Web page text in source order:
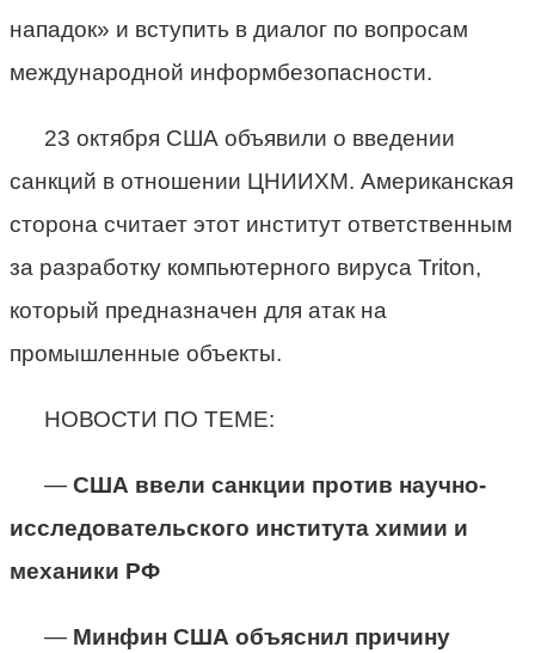
нападок» и вступить в диалог по вопросам
международной информбезопасности.
23 октября США объявили о введении
санкций в отношении ЦНИИХМ. Американская
сторона считает этот институт ответственным
за разработку компьютерного вируса Triton,
который предназначен для атак на
промышленные объекты.
НОВОСТИ ПО ТЕМЕ:
— США ввели санкции против научно-
исследовательского института химии и
механики РФ
— Минфин США объяснил причину